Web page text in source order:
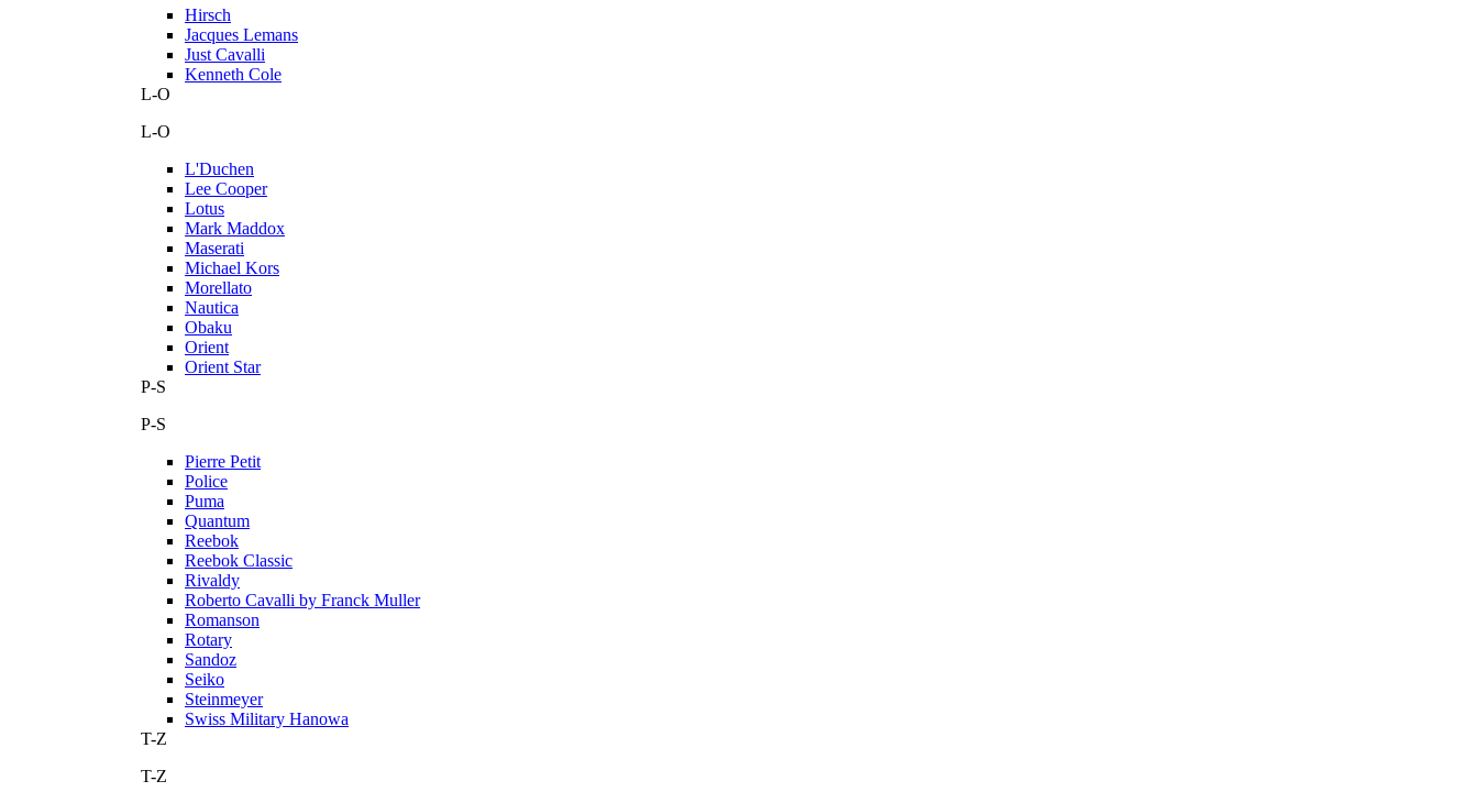
Hirsch
Jacques Lemans
Just Cavalli
Kenneth Cole
L-O
L-O
L'Duchen
Lee Cooper
Lotus
Mark Maddox
Maserati
Michael Kors
Morellato
Nautica
Obaku
Orient
Orient Star
P-S
P-S
Pierre Petit
Police
Puma
Quantum
Reebok
Reebok Classic
Rivaldy
Roberto Cavalli by Franck Muller
Romanson
Rotary
Sandoz
Seiko
Steinmeyer
Swiss Military Hanowa
T-Z
T-Z